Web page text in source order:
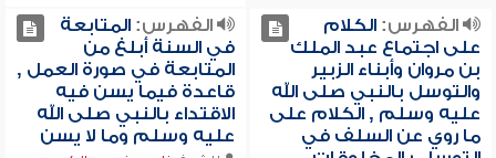
الفهرس:الكلام
على اجتماع عبد الملك
بن مروان وأبناء الزبير
والتوسل بالنبي صلى الله
عليه وسلم , الكلام على
ما روي عن السلف في
الفهرس:المتابعة
في السنة أبلغ من
المتابعة في صورة العمل ,
قاعدة فيما يسن فيه
الاقتداء بالنبي صلى الله
عليه وسلم وما لا يسن